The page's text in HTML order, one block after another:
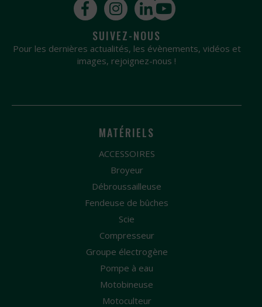
SUIVEZ-NOUS
Pour les dernières actualités, les évènements, vidéos et
images, rejoignez-nous !
MATÉRIELS
ACCESSOIRES
Broyeur
Débroussailleuse
Fendeuse de bûches
Scie
Compresseur
Groupe électrogène
Pompe à eau
Motobineuse
Motoculteur